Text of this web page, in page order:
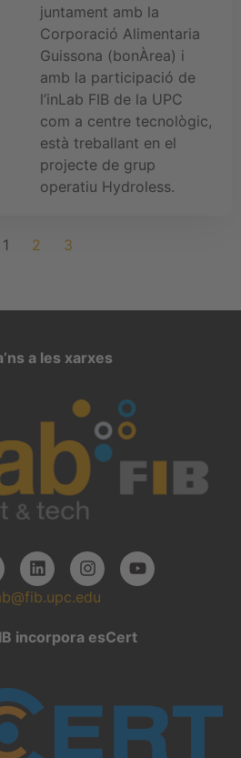
juntament amb la
Corporació Alimentaria
Guissona (bonÀrea) i
amb la participació de
l’inLab FIB de la UPC
com a centre tecnològic,
està treballant en el
projecte de grup
operatiu Hydroless.
1 2 3
a les xarxes
incorpora esCert